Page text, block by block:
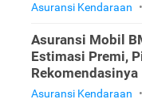
Asuransi Kendaraan •
Asuransi Mobil
Estimasi Premi,
Rekomendasinya
Asuransi Kendaraan •